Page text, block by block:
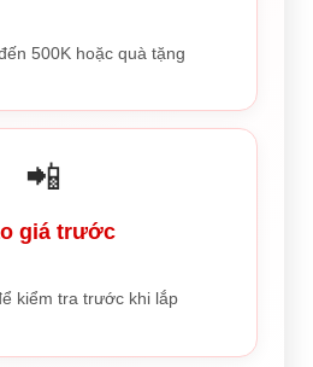
500K hoặc quà tặng
📲
giá trước
kiểm tra trước khi lắp